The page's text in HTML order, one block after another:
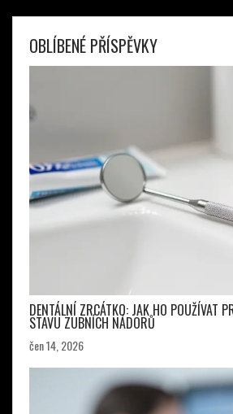
OBLÍBENÉ PŘÍSPĚVKY
DENTÁLNÍ ZRCÁTKO: JAK HO POUŽÍVAT
STAVU ZUBNÍCH NÁDORŮ
čen 14, 2026